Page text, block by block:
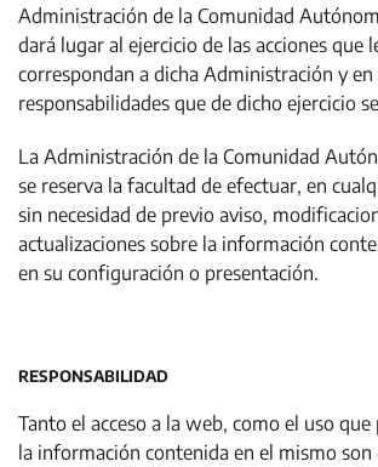
Administración de la Comunidad
dará lugar al ejercicio de las acciones que
correspondan a dicha Administración y en
responsabilidades que de dicho ejercicio
La Administración de la Comunidad
se reserva la facultad de efectuar, en
sin necesidad de previo aviso,
actualizaciones sobre la información
en su configuración o presentación.
RESPONSABILIDAD
Tanto el acceso a la web, como el uso que
la información contenida en el mismo son